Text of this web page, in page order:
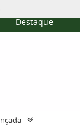
Destaque